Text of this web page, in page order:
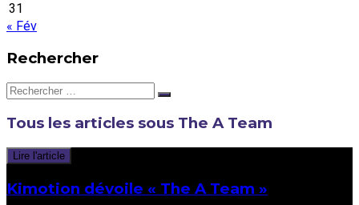
31
« Fév
Rechercher
Rechercher:
Tous les articles sous The A Team
Lire l'article
Kimotion dévoile « The A Team »